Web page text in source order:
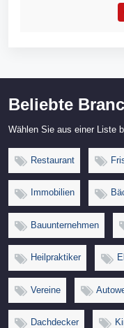
Beliebte
Wählen Sie aus einer Liste
Restaurant
Immobilien
Bauunternehmen
Heilpraktiker
Vereine
Dachdecker